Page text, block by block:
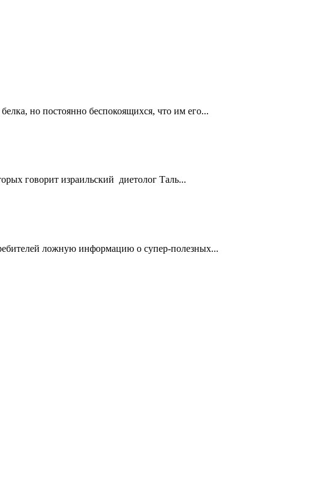
но постоянно беспокоящихся, что им его...
говорит израильский диетолог Таль...
ложную информацию о супер-полезных...